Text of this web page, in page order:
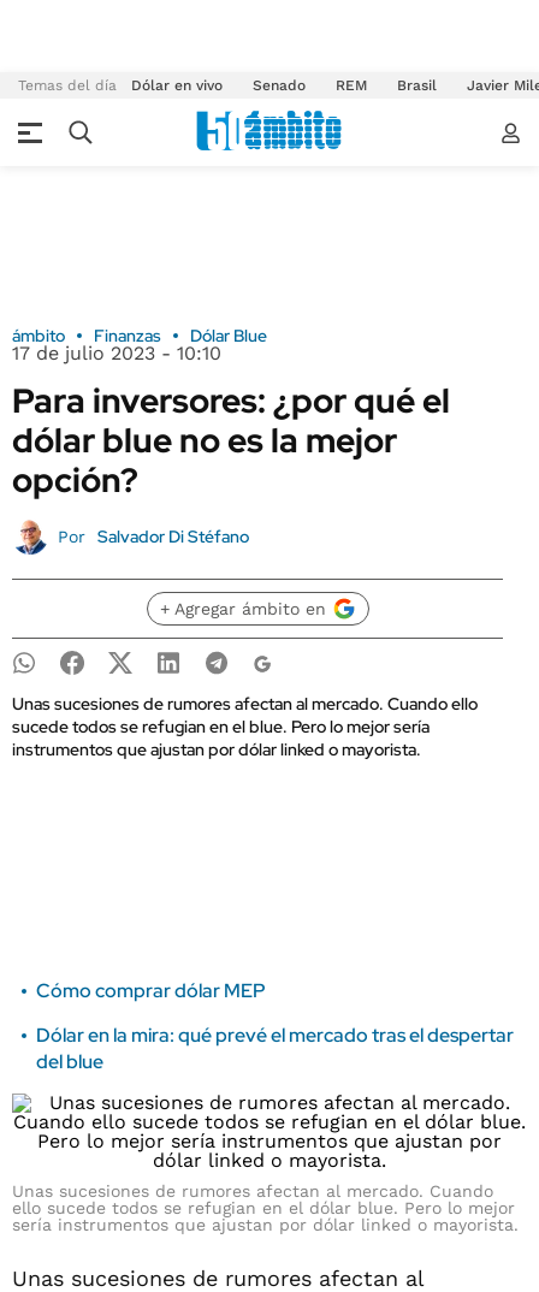
Temas del día Dólar en vivo Senado REM Brasil Javier
ámbito Finanzas Dólar Blue
17 de julio 2023 - 10:10
Para inversores: ¿por qué el
dólar blue no es la mejor
opción?
Por Salvador Di Stéfano
+ Agregar ámbito en
Unas sucesiones de rumores afectan al mercado. Cuando ello
sucede todos se refugian en el blue. Pero lo mejor sería
instrumentos que ajustan por dólar linked o mayorista.
Cómo comprar dólar MEP
Dólar en la mira: qué prevé el mercado tras el despertar
del blue
Unas sucesiones de rumores afectan al mercado. Cuando
ello sucede todos se refugian en el dólar blue. Pero lo mejor
sería instrumentos que ajustan por dólar linked o mayorista.
Unas sucesiones de rumores afectan al